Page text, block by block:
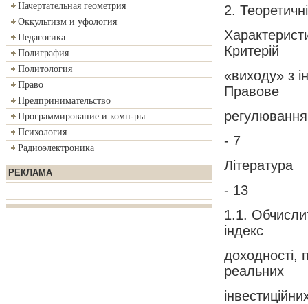
Начертательная геометрия
Оккультизм и уфология
Педагогика
Полиграфия
Политология
Право
Предпринимательство
Программирование и комп-ры
Психология
Радиоэлектроника
РЕКЛАМА
2.
Критерій
«виходу» з
Правове
регулювання
- 7
Література
- 13
1.1.
індекс
доходності,
реальних